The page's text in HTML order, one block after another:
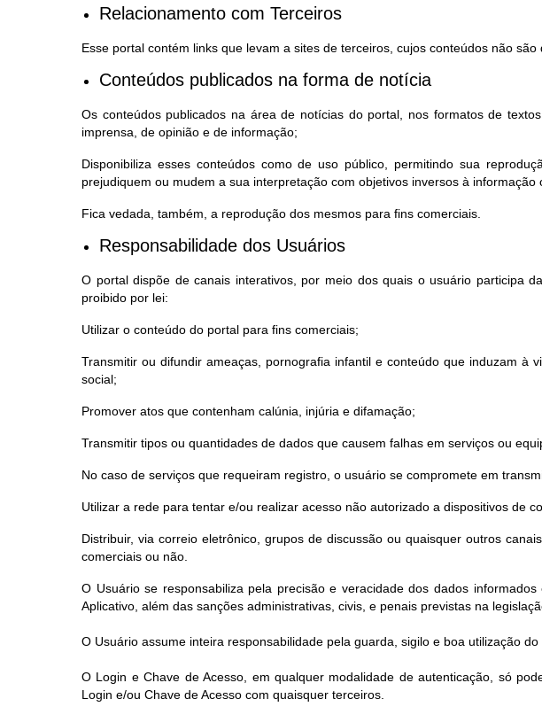
Relacionamento com Terceiros
Esse portal contém links que levam a sites de terceiros, cujos conteúdos não
Conteúdos publicados na forma de notícia
Os conteúdos publicados na área de notícias do portal, nos formatos de
imprensa, de opinião e de informação;
Disponibiliza esses conteúdos como de uso público, permitindo sua
prejudiquem ou mudem a sua interpretação com objetivos inversos à informação
Fica vedada, também, a reprodução dos mesmos para fins comerciais.
Responsabilidade dos Usuários
O portal dispõe de canais interativos, por meio dos quais o usuário participa
proibido por lei:
Utilizar o conteúdo do portal para fins comerciais;
Transmitir ou difundir ameaças, pornografia infantil e conteúdo que induzam à
social;
Promover atos que contenham calúnia, injúria e difamação;
Transmitir tipos ou quantidades de dados que causem falhas em serviços ou
No caso de serviços que requeiram registro, o usuário se compromete em
Utilizar a rede para tentar e/ou realizar acesso não autorizado a dispositivos de
Distribuir, via correio eletrônico, grupos de discussão ou quaisquer outros
comerciais ou não.
O Usuário se responsabiliza pela precisão e veracidade dos dados
Aplicativo, além das sanções administrativas, civis, e penais previstas na
O Usuário assume inteira responsabilidade pela guarda, sigilo e boa utilização
O Login e Chave de Acesso, em qualquer modalidade de autenticação, só
Login e/ou Chave de Acesso com quaisquer terceiros.